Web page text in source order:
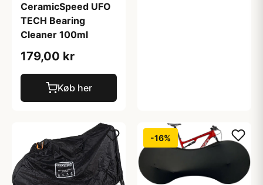
CeramicSpeed UFO
TECH Bearing
Cleaner 100ml
179,00 kr
Køb her
-16%